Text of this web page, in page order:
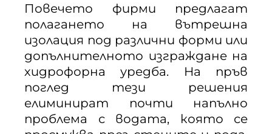
Повечето фирми предлагат
полагането на вътрешна
изолация под различни форми или
допълнителното изграждане на
хидрофорна уредба. На пръв
поглед тези решения
елиминират почти напълно
проблема с водата, която се